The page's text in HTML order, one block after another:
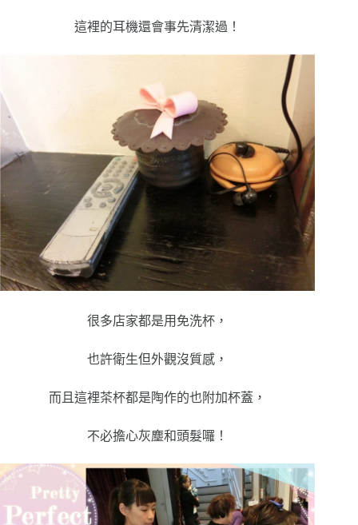
這裡的耳機還會事先清潔過！
很多店家都是用免洗杯，
也許衛生但外觀沒質感，
而且這裡茶杯都是陶作的也附加杯蓋，
不必擔心灰塵和頭髮囉！